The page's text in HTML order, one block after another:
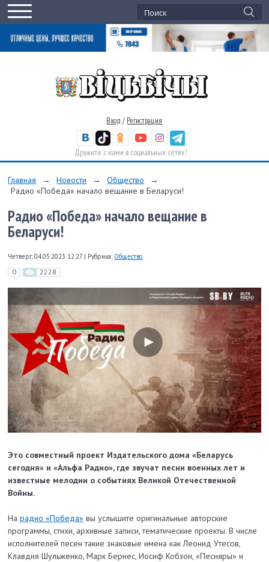
Вход / Регистрация
Дружите с нами в социальных сетях!
Главная → Новости → Общество
→
Радио «Победа» начало вещание в Беларуси!
Радио «Победа» начало вещание в
Беларуси!
Четверг, 04.05.2023 12:27 | Рубрика: Общество
0 2228
Это совместный проект Издательского дома «Беларусь
сегодня» и «Альфа Радио», где звучат песни военных лет и
известные мелодии о событиях Великой Отечественной
Войны.
Нарадио «Победа» вы услышите оригинальные авторские
программы, стихи, архивные записи, тематические проекты. В числе
исполнителей песен такие знаковые имена как Леонид Утесов,
Клавдия Шульженко, Марк Бернес, Иосиф Кобзон, «Песняры» и